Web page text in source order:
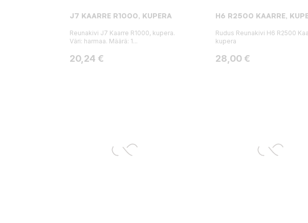
J7 KAARRE R1000, KUPERA
Reunakivi J7 Kaarre R1000, kupera.
Väri: harmaa. Määrä: 1...
Hinta
20,24 €
H6 R2500 KAARRE,
Rudus Reunakivi H6 R2500
kupera
Hinta
28,00 €